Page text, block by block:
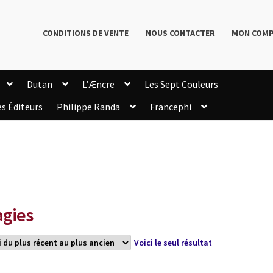
CONDITIONS DE VENTE NOUS CONTACTER MON
Dutan L’Æncre
Les Sept Couleurs
Éditeurs Philippe Randa
Francephi
Voici le seul résultat